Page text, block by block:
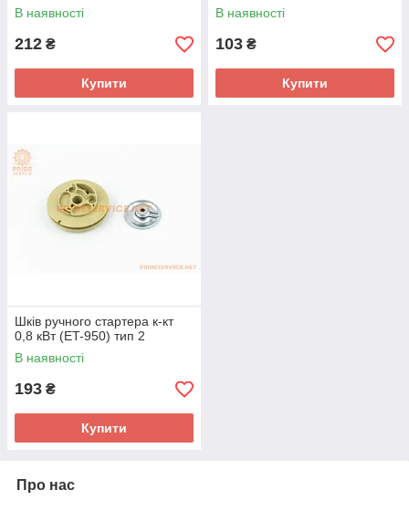
В наявності
212 ₴
Купити
В наявності
103 ₴
Купити
Шків ручного стартера к-кт
0,8 кВт (ET-950) тип 2
В наявності
193 ₴
Купити
Про нас